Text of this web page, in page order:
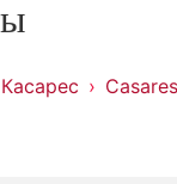
Касарес